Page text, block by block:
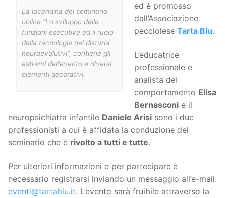
La locandina del seminario
online “Lo sviluppo delle
funzioni esecutive ed il ruolo
della tecnologia nei disturbi
neuroevolutivi”, contiene gli
estremi dell’evento e diversi
elementi decorativi.
ed è promosso
dall’Associazione
pecciolese Tarta Blu.
L’educatrice
professionale e
analista del
comportamento Elisa
Bernasconie il
neuropsichiatra infantile Daniele Arisi sono i due
professionisti a cui è affidata la conduzione del
seminario che è rivolto a tutti e tutte.
Per ulteriori informazioni e per partecipare è
necessario registrarsi inviando un messaggio all’e-mail:
eventi@tartablu.it. L’evento sarà fruibile attraverso la